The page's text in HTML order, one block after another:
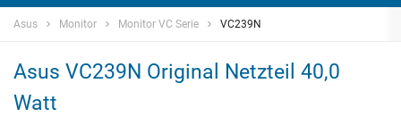
Asus Monitor Monitor VC Serie VC239N
Asus VC239N Original Netzteil 40,0
Watt